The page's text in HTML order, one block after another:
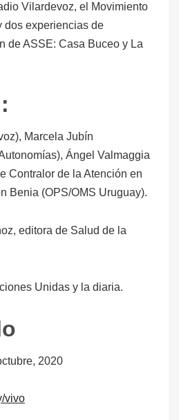
Vilardevoz, el Movimiento
dos experiencias de
de ASSE: Casa Buceo y La
Marcela Jubín
Ángel Valmaggia
Contralor de la Atención en
Benia (OPS/OMS Uruguay).
editora de Salud de la
Unidas y la diaria.
2020
vivo